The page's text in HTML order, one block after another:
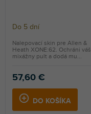
Do 5 dní
57,60 €
DO KOŠÍKA
Nalepovací skin pre Allen &
Heath XONE:62. Ochráni váš
mixážny pult a dodá mu...